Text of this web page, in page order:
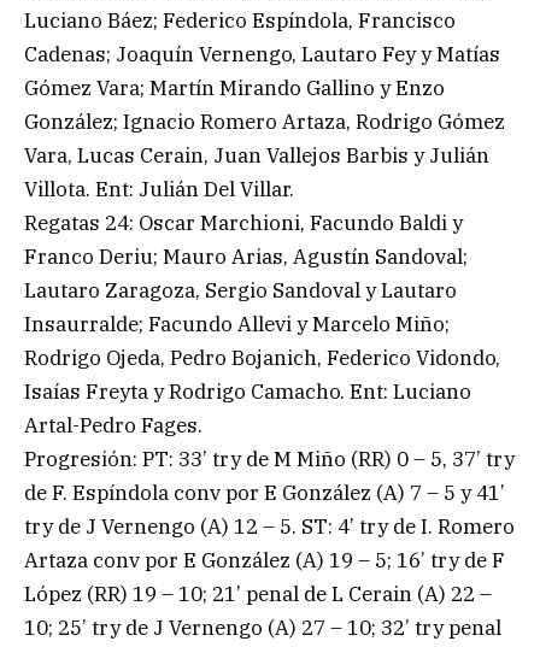
Luciano Báez; Federico Espíndola, Francisco
Cadenas; Joaquín Vernengo, Lautaro Fey y Matías
Gómez Vara; Martín Mirando Gallino y Enzo
González; Ignacio Romero Artaza, Rodrigo Gómez
Vara, Lucas Cerain, Juan Vallejos Barbis y Julián
Villota. Ent: Julián Del Villar.
Regatas 24: Oscar Marchioni, Facundo Baldi y
Franco Deriu; Mauro Arias, Agustín Sandoval;
Lautaro Zaragoza, Sergio Sandoval y Lautaro
Insaurralde; Facundo Allevi y Marcelo Miño;
Rodrigo Ojeda, Pedro Bojanich, Federico Vidondo,
Isaías Freyta y Rodrigo Camacho. Ent: Luciano
Artal-Pedro Fages.
Progresión: PT: 33’ try de M Miño (RR) 0 – 5, 37’ try
de F. Espíndola conv por E González (A) 7 – 5 y 41’
try de J Vernengo (A) 12 – 5. ST: 4’ try de I. Romero
Artaza conv por E González (A) 19 – 5; 16’ try de F
López (RR) 19 – 10; 21’ penal de L Cerain (A) 22 –
10; 25’ try de J Vernengo (A) 27 – 10; 32’ try penal